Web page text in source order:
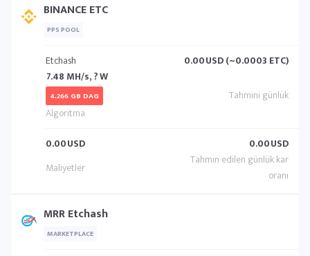
BINANCE ETC
PPS POOL
Etchash
7.48 MH/s, ? W
4.266 GB DAG
0.00USD (~0.0003 ETC)
0.00USD 0.00USD
MRR Etchash
MARKETPLACE